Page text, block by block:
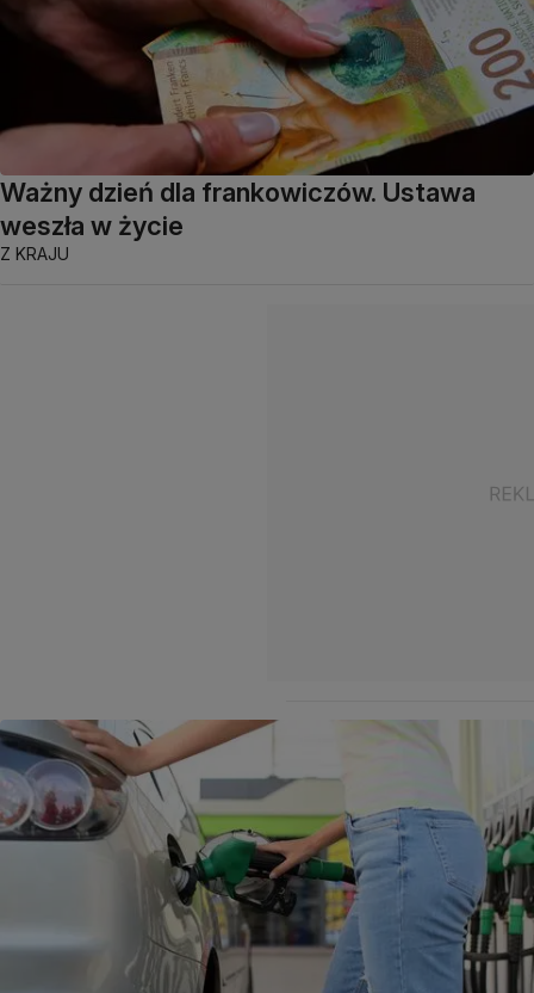
Ważny dzień dla frankowiczów. Ustawa
weszła w życie
Z KRAJU